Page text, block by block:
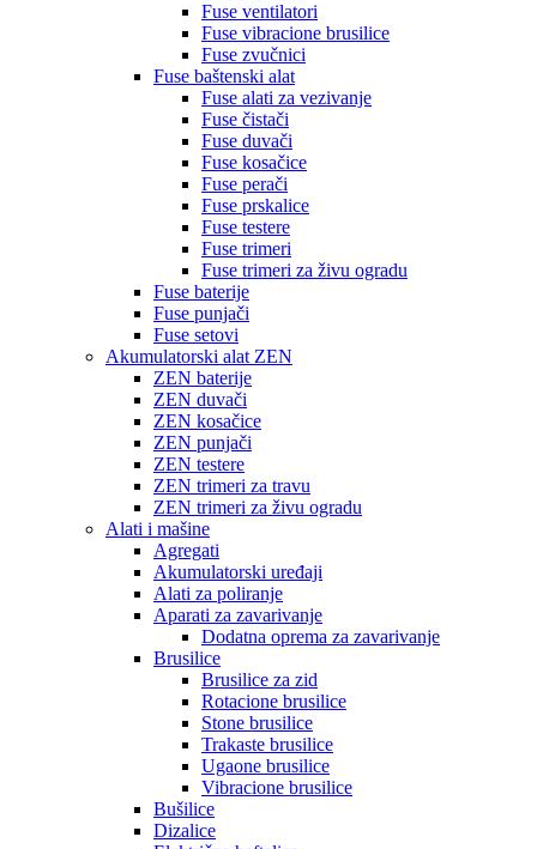
Fuse ventilatori
Fuse vibracione brusilice
Fuse zvučnici
Fuse baštenski alat
Fuse alati za vezivanje
Fuse čistači
Fuse duvači
Fuse kosačice
Fuse perači
Fuse prskalice
Fuse testere
Fuse trimeri
Fuse trimeri za živu ogradu
Fuse baterije
Fuse punjači
Fuse setovi
Akumulatorski alat ZEN
ZEN baterije
ZEN duvači
ZEN kosačice
ZEN punjači
ZEN testere
ZEN trimeri za travu
ZEN trimeri za živu ogradu
Alati i mašine
Agregati
Akumulatorski uređaji
Alati za poliranje
Aparati za zavarivanje
Dodatna oprema za zavarivanje
Brusilice
Brusilice za zid
Rotacione brusilice
Stone brusilice
Trakaste brusilice
Ugaone brusilice
Vibracione brusilice
Bušilice
Dizalice